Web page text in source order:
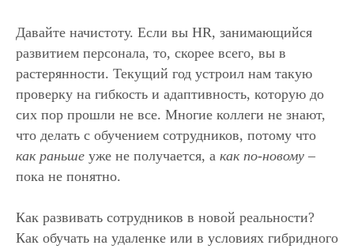
Давайте начистоту. Если вы HR, занимающийся
развитием персонала, то, скорее всего, вы в
растерянности. Текущий год устроил нам такую
проверку на гибкость и адаптивность, которую до
сих пор прошли не все. Многие коллеги не знают,
что делать с обучением сотрудников, потому что
как раньше уже не получается, а как по-новому –
пока не понятно.
Как развивать сотрудников в новой реальности?
Как обучать на удаленке или в условиях гибридного